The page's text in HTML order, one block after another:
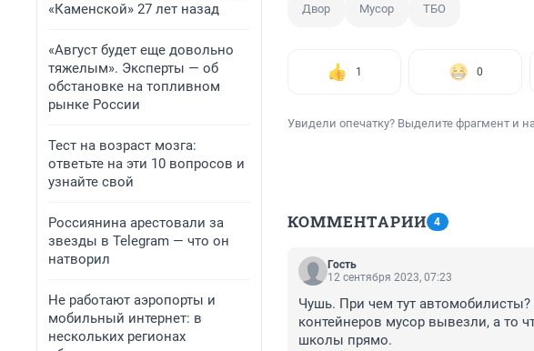
«Каменской» 27 лет назад
«Август будет еще довольно
тяжелым». Эксперты — об
обстановке на топливном
рынке России
Тест на возраст мозга:
ответьте на эти 10 вопросов и
узнайте свой
Россиянина арестовали за
звезды в Telegram — что он
натворил
Не работают аэропорты и
мобильный интернет: в
нескольких регионах
Двор Мусор ТБО
1 0
Увидели опечатку? Выделите фрагмент и
КОММЕНТАРИИ 4
Гость
12 сентября 2023, 07:23
Чушь. При чем тут
контейнеров мусор вывезли, а то
школы прямо.